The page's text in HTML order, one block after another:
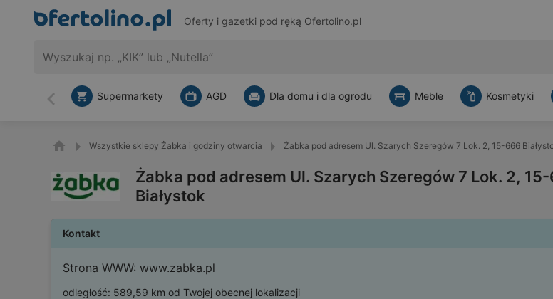
Oferty i gazetki pod ręką Ofertolino.pl
Wstecz
Supermarkety AGD Dla domu i dla ogrodu Meble Kosmetyki
Wszystkie sklepy Żabka i godziny otwarcia Żabka pod adresem Ul. Szarych Szeregów 7 Lok. 2, 15-666
Żabka pod adresem Ul. Szarych Szeregów 7 Lok. 2,
Białystok
Kontakt
Strona WWW: www.zabka.pl
odległość: 589,59 km od Twojej obecnej lokalizacji